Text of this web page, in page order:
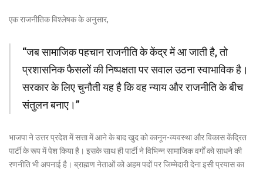
एक राजनीतिक विश्लेषक के अनुसार,
“जब सामाजिक पहचान राजनीति के केंद्र में आ जाती है, तो
प्रशासनिक फैसलों की निष्पक्षता पर सवाल उठना स्वाभाविक है।
सरकार के लिए चुनौती यह है कि वह न्याय और राजनीति के बीच
संतुलन बनाए।”
भाजपा ने उत्तर प्रदेश में सत्ता में आने के बाद खुद को कानून-व्यवस्था और विकास केंद्रित
पार्टी के रूप में पेश किया है। इसके साथ ही पार्टी ने विभिन्न सामाजिक वर्गों को साधने की
रणनीति भी अपनाई है। ब्राह्मण नेताओं को अहम पदों पर जिम्मेदारी देना इसी प्रयास का